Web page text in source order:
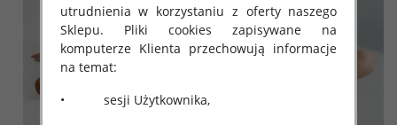
utrudnienia w korzystaniu z oferty naszego
Sklepu. Pliki cookies zapisywane na
komputerze Klienta przechowują informacje
na temat:
• sesji Użytkownika,